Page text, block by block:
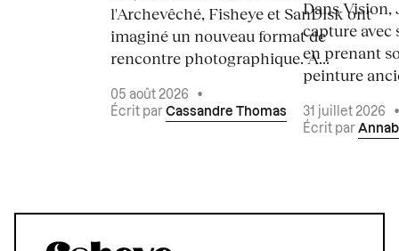
l'Archevêché, Fisheye et SanDisk ont
imaginé un nouveau format de
rencontre photographique. À...
05 août 2026
•
Écrit par Cassandre Thomas
Dans
capture avec
en prenant
peinture
31 juillet 2026
Écrit par